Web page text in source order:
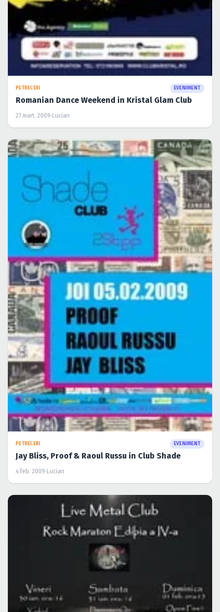
PETRECERI EVENIMENT
Romanian Dance Weekend in Kristal Glam Club
27 mart. 2009· Lucian
PETRECERI EVENIMENT
Jay Bliss, Proof & Raoul Russu in Club Shade
4 feb. 2009· Lucian